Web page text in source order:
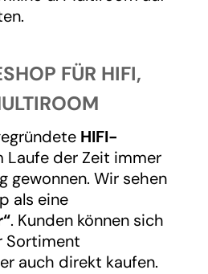
FÜR HIFI,
HIFI-
Laufe der Zeit immer
gewonnen. Wir sehen
als eine
. Kunden können sich
Sortiment
auch direkt kaufen.